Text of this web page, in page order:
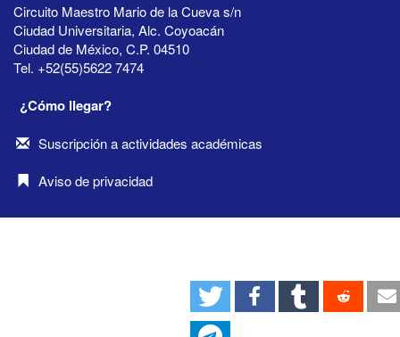
Circuito Maestro Mario de la Cueva s/n
Ciudad Universitaria, Alc. Coyoacán
Ciudad de México, C.P. 04510
Tel. +52(55)5622 7474
¿Cómo llegar?
Suscripción a actividades académicas
Aviso de privacidad